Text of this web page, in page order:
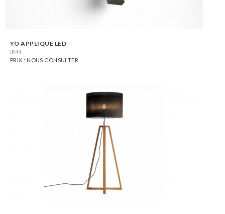
YO APPLIQUE LED
IP44
PRIX : NOUS CONSULTER